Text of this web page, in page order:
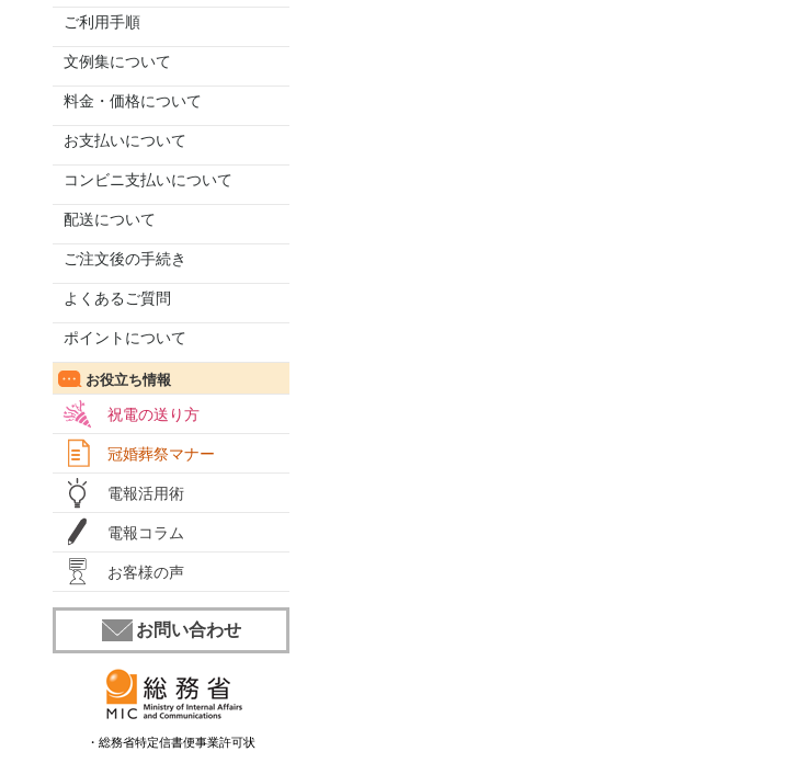
ご利用手順
文例集について
料金・価格について
お支払いについて
コンビニ支払いについて
配送について
ご注文後の手続き
よくあるご質問
ポイントについて
お役立ち情報
祝電の送り方
冠婚葬祭マナー
電報活用術
電報コラム
お客様の声
お問い合わせ
・総務省特定信書便事業許可状